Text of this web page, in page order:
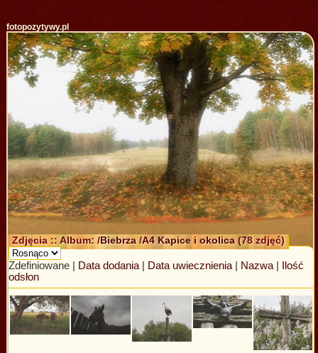
fotopozytywy.pl
Zdjęcia :: Album: /Biebrza/A4 Kapice i okolica(78 zdjęć)
Zdefiniowane | Data dodania| Data uwiecznienia| Nazwa|
Ilość
odsłon